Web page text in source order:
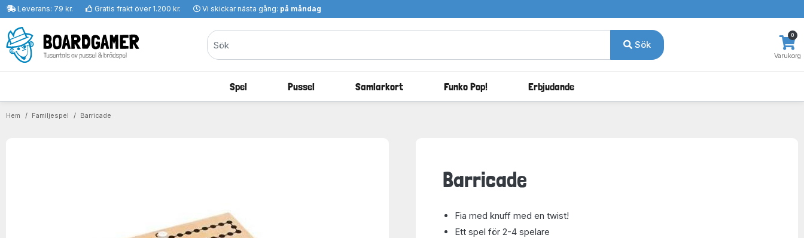
Leverans: 79 kr. Gratis frakt över 1.200 kr. Vi skickar nästa gång: på måndag
Sök
Varukorg
0
Spel Pussel Samlarkort Funko Pop! Erbjudande
Hem Familjespel Barricade
Barricade
Fia med knuff med en twist!
Ett spel för 2-4 spelare